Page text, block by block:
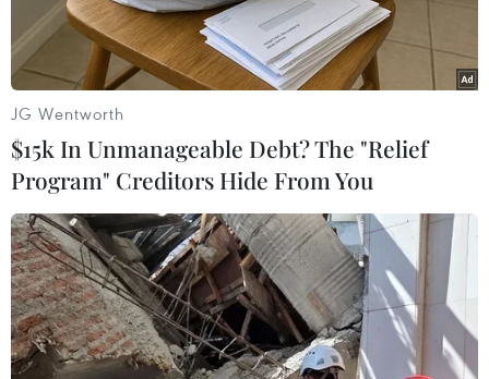
Giám đốc điều hành (CEO) công ty dược BioNTech của Đức,
ông Ugur Sahin. (Nguồn:
JG Wentworth
$15k In Unmanageable Debt? The "Relief
Program" Creditors Hide From You